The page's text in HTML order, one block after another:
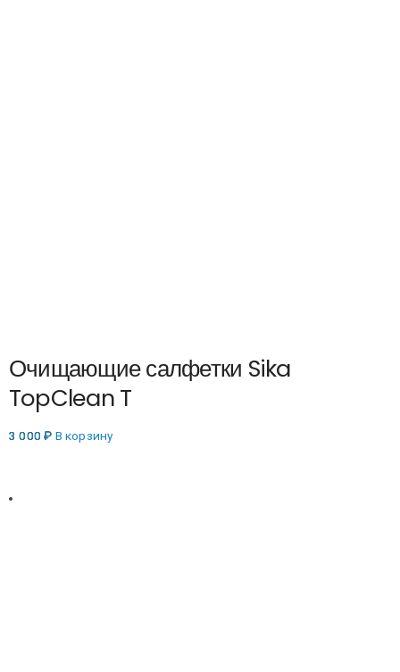
Очищающие салфетки Sika
TopClean T
3 000₽ В корзину